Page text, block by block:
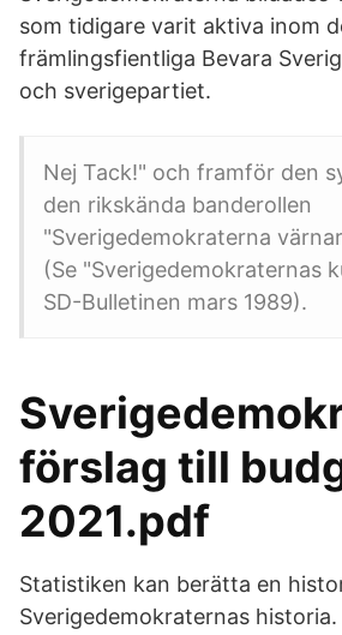
som tidigare varit aktiva inom
främlingsfientliga Bevara
och sverigepartiet.
Nej Tack!" och framför den
den rikskända banderollen
"Sverigedemokraterna
(Se "Sverigedemokraternas
SD-Bulletinen mars 1989).
förslag till
2021.pdf
Statistiken kan berätta en
Sverigedemokraternas historia.